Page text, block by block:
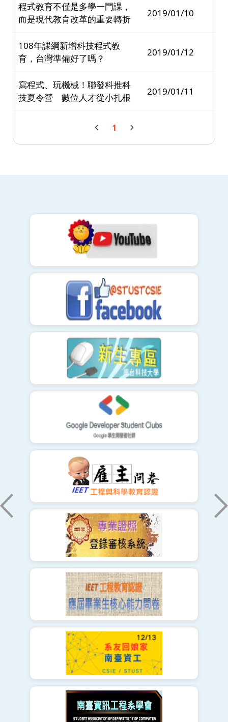
程式教育不僅是多學一門課，
而是現代教育改革的重要轉折
2019/01/10
108年課綱新增科技程式教
育，台灣準備好了嗎？
2019/01/12
寫程式、玩機械！聯發科推科
技夏令營 數位人才從小扎根
2019/01/11
1